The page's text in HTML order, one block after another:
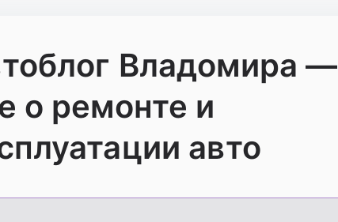
Владомира —
о ремонте и
авто